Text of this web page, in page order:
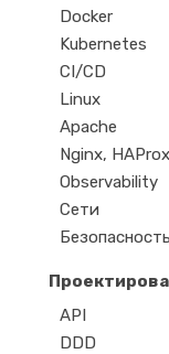
Docker
Kubernetes
CI/CD
Linux
Apache
Nginx,
Observability
Сети
Безопасность
API
DDD